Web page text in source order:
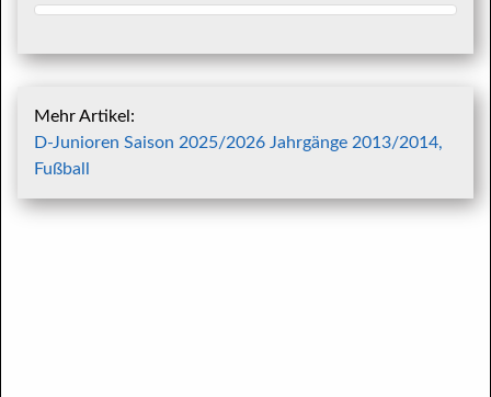
Mehr Artikel:
D-Junioren Saison 2025/2026 Jahrgänge 2013/2014,
Fußball